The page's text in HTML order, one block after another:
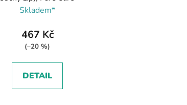
Skladem*
467 Kč
(–20 %)
DETAIL